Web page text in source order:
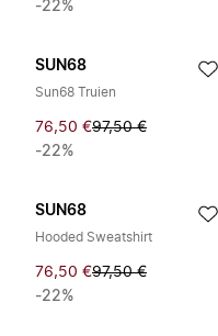
-22%
SUN68
Sun68 Truien
76,50 €97,50 €
-22%
SUN68
Hooded Sweatshirt
76,50 €97,50 €
-22%